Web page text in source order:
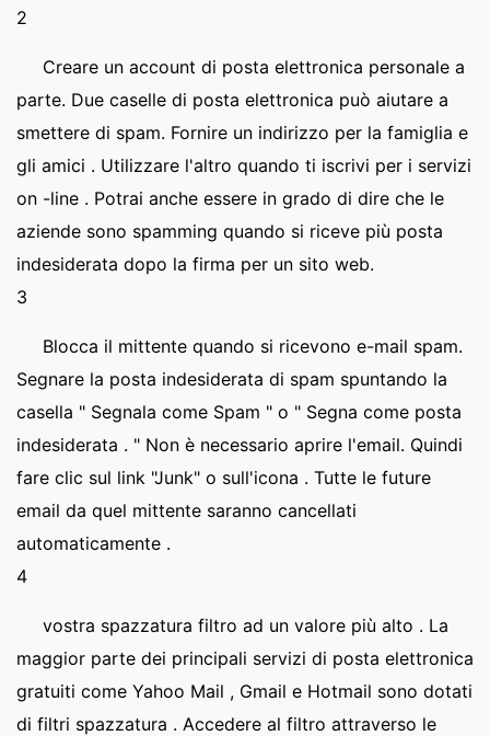
2
Creare un account di posta elettronica personale a
parte. Due caselle di posta elettronica può aiutare a
smettere di spam. Fornire un indirizzo per la famiglia e
gli amici . Utilizzare l'altro quando ti iscrivi per i servizi
on -line . Potrai anche essere in grado di dire che le
aziende sono spamming quando si riceve più posta
indesiderata dopo la firma per un sito web.
3
Blocca il mittente quando si ricevono e-mail spam.
Segnare la posta indesiderata di spam spuntando la
casella " Segnala come Spam " o " Segna come posta
indesiderata . " Non è necessario aprire l'email. Quindi
fare clic sul link "Junk" o sull'icona . Tutte le future
email da quel mittente saranno cancellati
automaticamente .
4
vostra spazzatura filtro ad un valore più alto . La
maggior parte dei principali servizi di posta elettronica
gratuiti come Yahoo Mail , Gmail e Hotmail sono dotati
di filtri spazzatura . Accedere al filtro attraverso le